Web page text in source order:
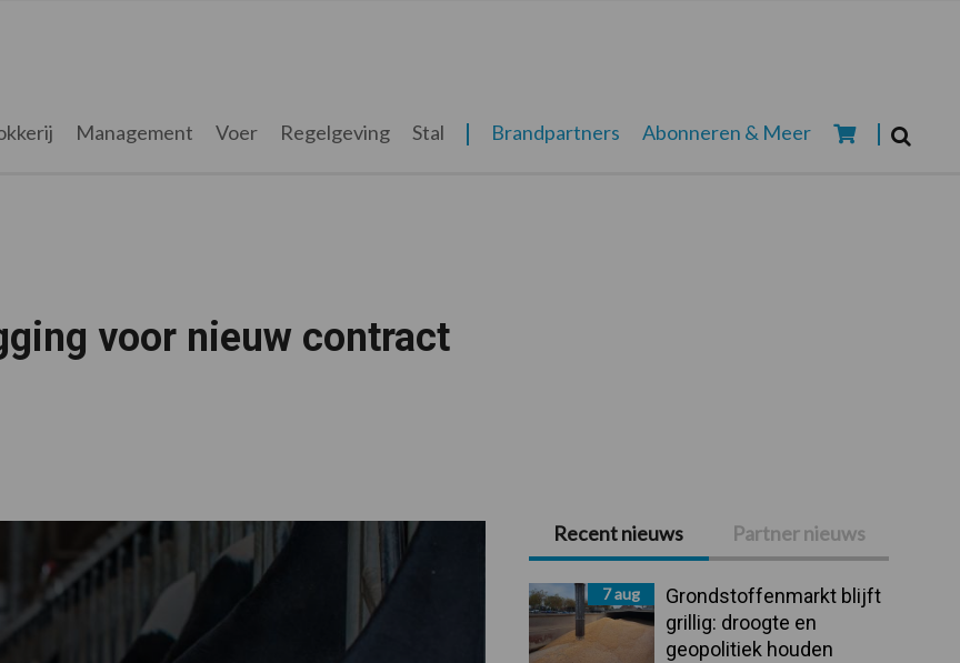
Management Voer Regelgeving Stal Brandpartners Abonneren & Meer
voor nieuw contract
Primaire
Sidebar
Recent nieuws Partner nieuws
7 aug
Grondstoffenmarkt blijft
grillig: droogte en
geopolitiek houden